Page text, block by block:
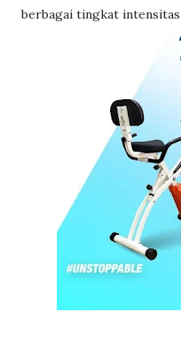
berbagai tingkat